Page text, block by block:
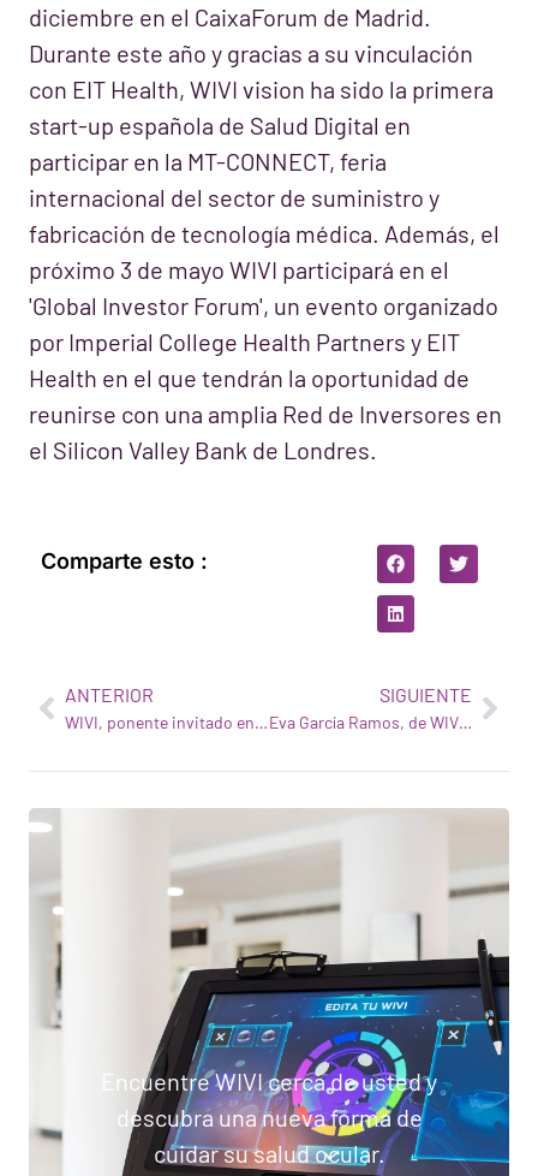
diciembre en el CaixaForum de Madrid.
Durante este año y gracias a su vinculación
con EIT Health, WIVI vision ha sido la primera
start-up española de Salud Digital en
participar en la MT-CONNECT, feria
internacional del sector de suministro y
fabricación de tecnología médica. Además, el
próximo 3 de mayo WIVI participará en el
'Global Investor Forum', un evento organizado
por Imperial College Health Partners y EIT
Health en el que tendrán la oportunidad de
reunirse con una amplia Red de Inversores en
el Silicon Valley Bank de Londres.
Comparte esto :
ANTERIOR
WIVI, ponente invitado en la Cumbre Watson de Madrid
SIGUIENTE
Eva García Ramos, de WIVI, oradora invitada en el Parlamento Europeo
Encuentre WIVI cerca de usted y
descubra una nueva forma de
cuidar su salud ocular.